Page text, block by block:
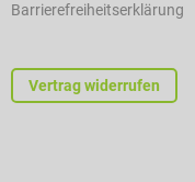
Barrierefreiheitserklärung
Vertrag widerrufen